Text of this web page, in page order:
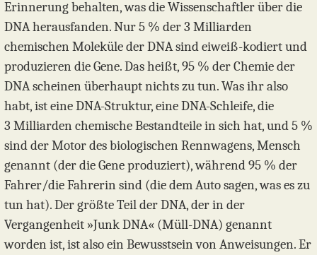
Erinnerung behalten, was die Wissenschaftler über die
DNA herausfanden. Nur 5 % der 3 Milliarden
chemischen Moleküle der DNA sind eiweiß-kodiert und
produzieren die Gene. Das heißt, 95 % der Chemie der
DNA scheinen überhaupt nichts zu tun. Was ihr also
habt, ist eine DNA-Struktur, eine DNA-Schleife, die
3 Milliarden chemische Bestandteile in sich hat, und 5 %
sind der Motor des biologischen Rennwagens, Mensch
genannt (der die Gene produziert), während 95 % der
Fahrer/die Fahrerin sind (die dem Auto sagen, was es zu
tun hat). Der größte Teil der DNA, der in der
Vergangenheit »Junk DNA« (Müll-DNA) genannt
worden ist, ist also ein Bewusstsein von Anweisungen. Er